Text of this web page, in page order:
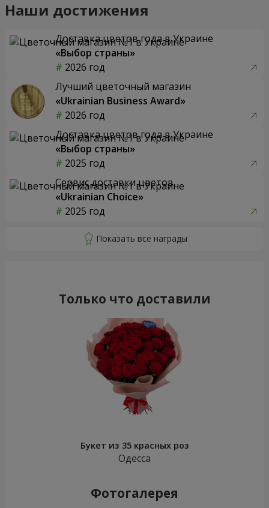
Наши достижения
Доставка цветов года в Украине
«Выбор страны»
2026 год
Лучший цветочный магазин
«Ukrainian Business Award»
2026 год
Доставка цветов года в Украине
«Выбор страны»
2025 год
Сервис доставки цветов
«Ukrainian Choice»
2025 год
Только что доставили
Букет из 35 красных роз
Одесса
Фотогалерея